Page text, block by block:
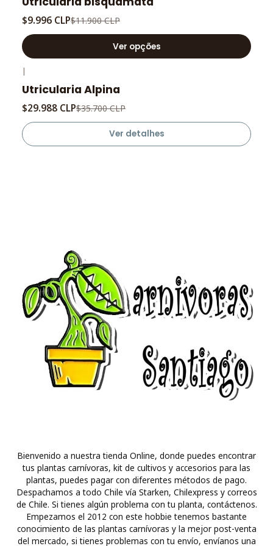
$9.996 CLP$11.900 CLP
Ver opções
-16%
de desconto
Fora de estoque
|
Utricularia Alpina
$29.988 CLP$35.700 CLP
Ver detalhes
Bienvenido a nuestra tienda Online, donde puedes encontrar
tus plantas carnívoras, kit de cultivos y accesorios para las
plantas, puedes pagar con diferentes métodos de pago.
Despachamos a todo Chile vía Starken, Chilexpress y correos
de Chile. Si tienes algún problema con tu planta, contáctenos.
Empezamos el 2012 con este hobbie tenemos bastante
conocimiento de las plantas carnívoras y la mejor post-venta
del mercado, si tienes problemas con tu envío, envíanos una